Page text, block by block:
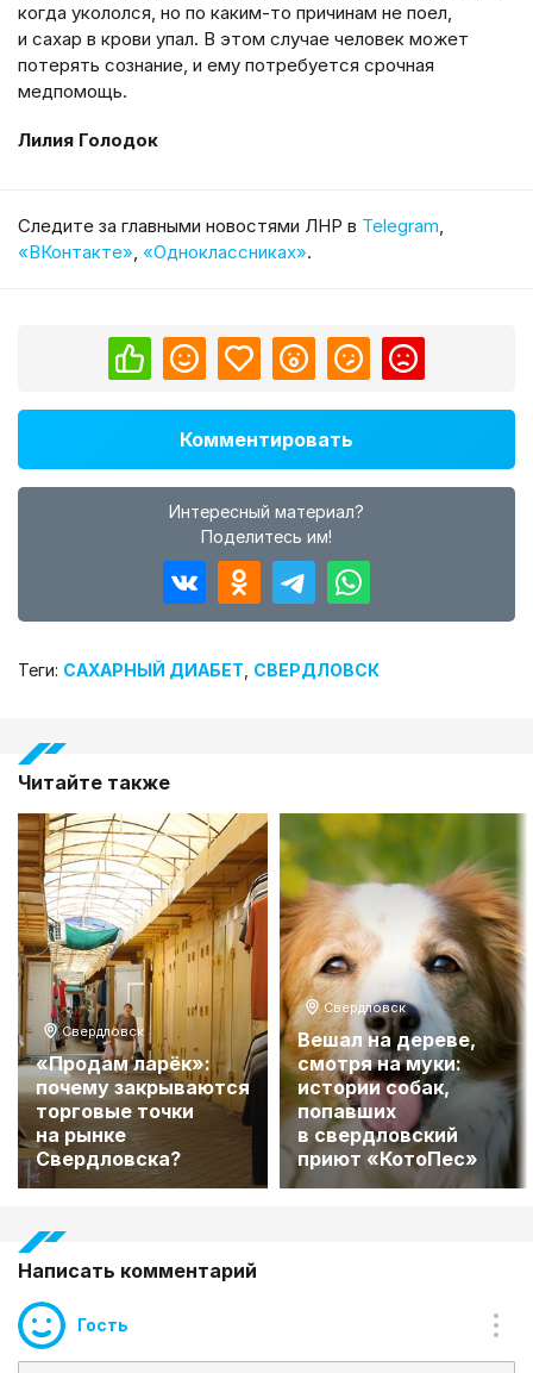
когда укололся, но по каким-то причинам не поел,
и сахар в крови упал. В этом случае человек может
потерять сознание, и ему потребуется срочная
медпомощь.
Лилия Голодок
Cледите за главными новостями ЛНР в Telegram
«ВКонтакте» «Одноклассниках».
Комментировать
Интересный материал?
Поделитесь им!
Теги: САХАРНЫЙ ДИАБЕТ СВЕРДЛОВСК
Читайте также
Свердловск
«Продам ларёк»:
почему закрываются
торговые точки
на рынке
Свердловска?
Свердловск
Вешал на дереве,
смотря на муки:
истории собак,
попавших
в свердловский
приют «КотоПес»
Написать комментарий
Гость